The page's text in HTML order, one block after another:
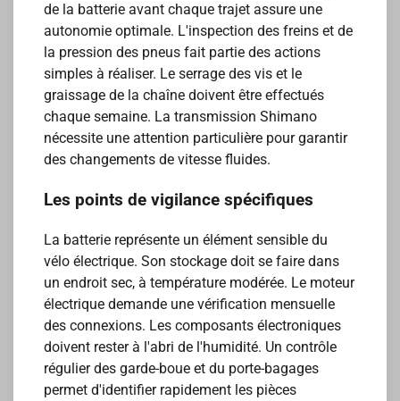
de la batterie avant chaque trajet assure une
autonomie optimale. L'inspection des freins et de
la pression des pneus fait partie des actions
simples à réaliser. Le serrage des vis et le
graissage de la chaîne doivent être effectués
chaque semaine. La transmission Shimano
nécessite une attention particulière pour garantir
des changements de vitesse fluides.
Les points de vigilance spécifiques
La batterie représente un élément sensible du
vélo électrique. Son stockage doit se faire dans
un endroit sec, à température modérée. Le moteur
électrique demande une vérification mensuelle
des connexions. Les composants électroniques
doivent rester à l'abri de l'humidité. Un contrôle
régulier des garde-boue et du porte-bagages
permet d'identifier rapidement les pièces